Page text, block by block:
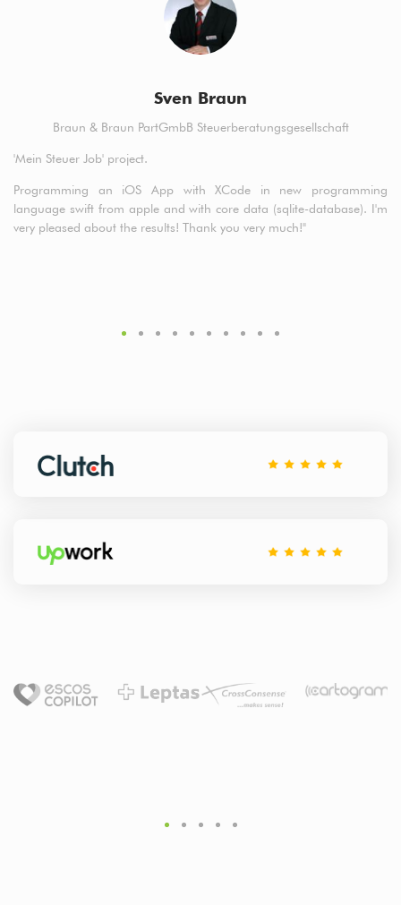
Sven Braun
Braun & Braun PartGmbB Steuerberatungsgesellschaft
'Mein Steuer Job' project.
Programming an iOS App with XCode in new programming
language swift from apple and with core data (sqlite-database). I'm
very pleased about the results! Thank you very much!"